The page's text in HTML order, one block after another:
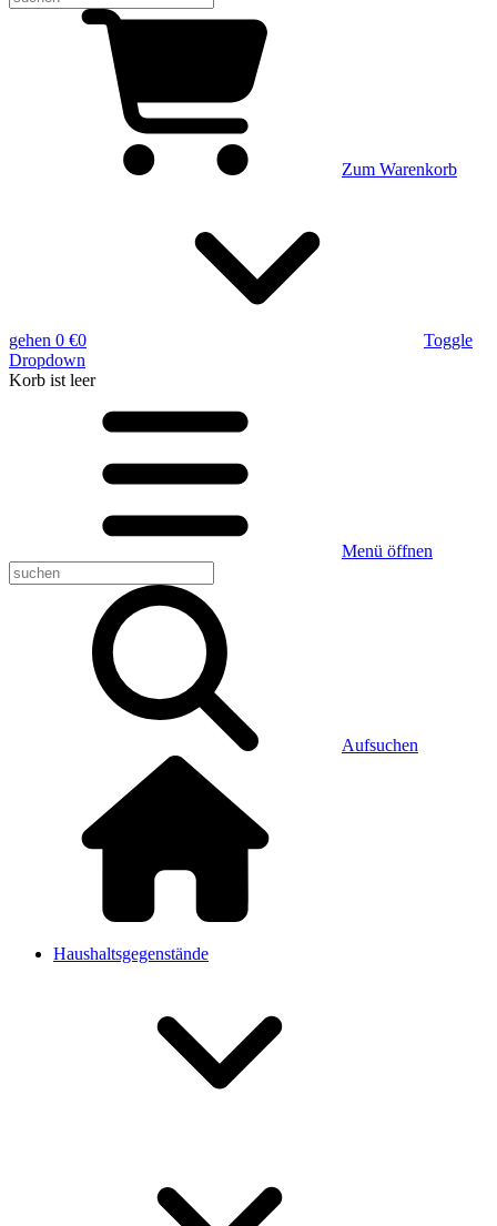
Zum Warenkorb
gehen 0 €0
Toggle
Dropdown
Korb ist leer
Menü öffnen
Aufsuchen
Haushaltsgegenstände